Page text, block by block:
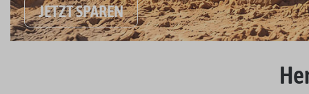
JETZT SPAREN